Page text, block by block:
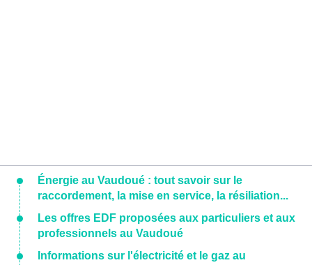
Énergie au Vaudoué : tout savoir sur le
raccordement, la mise en service, la résiliation...
Les offres EDF proposées aux particuliers et aux
professionnels au Vaudoué
Informations sur l'électricité et le gaz au